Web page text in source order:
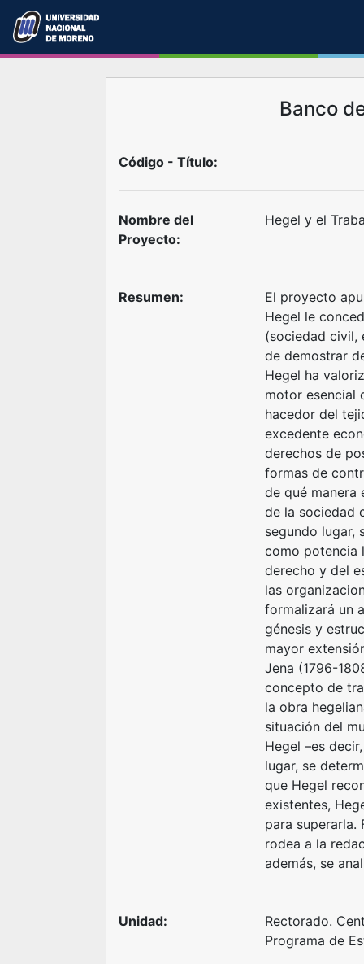
Banco
Código - Título:
Nombre del
Proyecto:
Hegel y el
Resumen:
El proyecto
Hegel le
(sociedad civil,
de demostrar
Hegel ha
motor esencial
hacedor del
excedente
derechos de
formas de
de qué manera
de la sociedad
segundo lugar,
como potencia
derecho y del
las
formalizará un
génesis y
mayor
Jena (1796-
concepto de
la obra
situación del
Hegel –es
lugar, se
que Hegel
existentes,
para superarla.
rodea a la
además, se
Unidad:
Rectorado.
Programa de